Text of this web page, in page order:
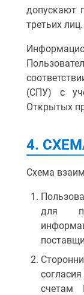
допускают
третьих лиц.
(СПУ) с
Открытых
4.
Схема
для
счетам